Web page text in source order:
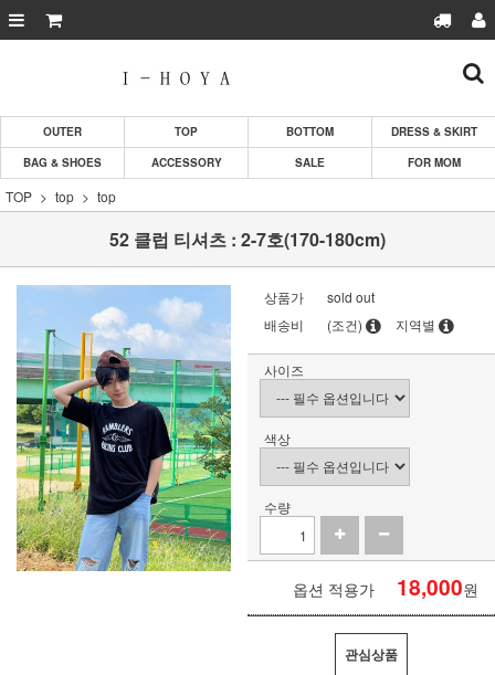
OUTER TOP BOTTOM
DRESS & SKIRT
BAG & SHOES
ACCESSORY SALE FOR MOM
TOP top top
52 클럽 티셔츠 : 2-7호(170-180cm)
상품가
sold out
배송비
(조건) 지역별
사이즈
색상
수량
옵션 적용가 18,000원
관심상품